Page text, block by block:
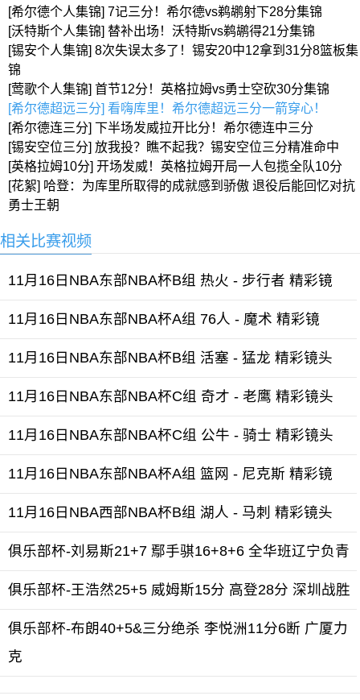
[希尔德个人集锦] 7记三分！希尔德vs鹈鹕射下28分集锦
[沃特斯个人集锦] 替补出场！沃特斯vs鹈鹕得21分集锦
[锡安个人集锦] 8次失误太多了！锡安20中12拿到31分8篮板集
锦
[莺歌个人集锦] 首节12分！英格拉姆vs勇士空砍30分集锦
[希尔德超远三分] 看嗨库里！希尔德超远三分一箭穿心！
[希尔德连三分] 下半场发威拉开比分！希尔德连中三分
[锡安空位三分] 放我投？瞧不起我？锡安空位三分精准命中
[英格拉姆10分] 开场发威！英格拉姆开局一人包揽全队10分
[花絮] 哈登：为库里所取得的成就感到骄傲 退役后能回忆对抗
勇士王朝
相关比赛视频
11月16日NBA东部NBA杯B组 热火 - 步行者 精彩镜
11月16日NBA东部NBA杯A组 76人 - 魔术 精彩镜
11月16日NBA东部NBA杯B组 活塞 - 猛龙 精彩镜头
11月16日NBA东部NBA杯C组 奇才 - 老鹰 精彩镜头
11月16日NBA东部NBA杯C组 公牛 - 骑士 精彩镜头
11月16日NBA东部NBA杯A组 篮网 - 尼克斯 精彩镜
11月16日NBA西部NBA杯B组 湖人 - 马刺 精彩镜头
俱乐部杯-刘易斯21+7 鄢手骐16+8+6 全华班辽宁负青
俱乐部杯-王浩然25+5 威姆斯15分 高登28分 深圳战胜
俱乐部杯-布朗40+5&三分绝杀 李悦洲11分6断 广厦力
克